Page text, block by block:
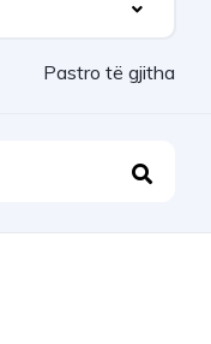
Pastro të gjitha